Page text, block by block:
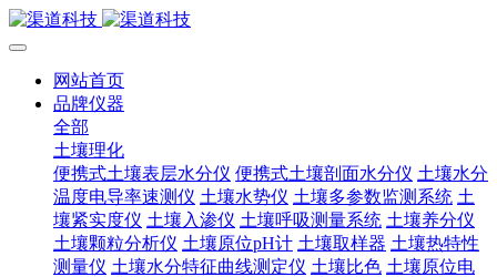
网站首页
品牌仪器
全部
土壤理化
便携式土壤表层水分仪 便携式土壤剖面水分仪 土壤水分
温度电导率速测仪 土壤水势仪 土壤多参数监测系统 土
壤紧实度仪 土壤入渗仪 土壤呼吸测量系统 土壤养分仪
土壤颗粒分析仪 土壤原位pH计 土壤取样器 土壤热特性
测量仪 土壤水分特征曲线测定仪 土壤比色 土壤原位电